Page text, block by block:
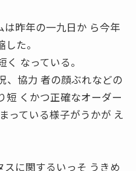
昨年の一九日か ら今年
た。
なっている。
、協力 者の顔ぶれなどの
短 くかつ正確なオーダー
っている様子がうかが え
に関するいっそ うきめ